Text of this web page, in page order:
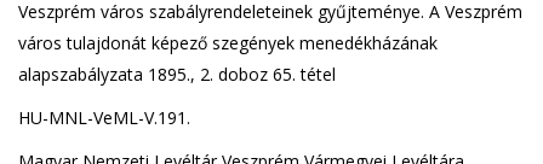
Veszprém város szabályrendeleteinek gyűjteménye. A Veszprém
város tulajdonát képező szegények menedékházának
alapszabályzata 1895., 2. doboz 65. tétel
HU-MNL-VeML-V.191.